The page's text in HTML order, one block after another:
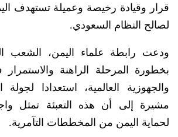
قرار وقيادة رخيصة وعميلة تستهدف
لصالح النظام السعودي.
ودعت رابطة علماء اليمن، الشعب
بخطورة المرحلة الراهنة والاستمرار
والجهوزية العالمية، استعدادا لجولة
مشيرة إلى أن هذه التعبئة تمثل
لحماية اليمن من المخططات التآمرية.